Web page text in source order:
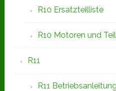
R10 Ersatzteilliste
R10 Motoren und
R11
R11 Betriebsanleitung